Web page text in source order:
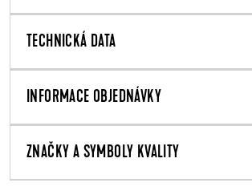
TECHNICKÁ DATA
INFORMACE OBJEDNÁVKY
ZNAČKY A SYMBOLY KVALITY